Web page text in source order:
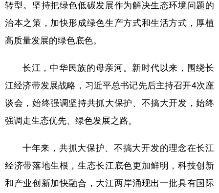
转型。坚持把绿色低碳发展作为解决生态环境问题的
治本之策，加快形成绿色生产方式和生活方式，厚植
高质量发展的绿色底色。
长江，中华民族的母亲河。新时代以来，围绕长
江经济带发展战略，习近平总书记先后主持召开4次座
谈会，始终强调坚持共抓大保护、不搞大开发，始终
强调走生态优先、绿色发展之路。
十年来，共抓大保护、不搞大开发的理念在长江
经济带落地生根，生态长江底色更加鲜明，科技创新
和产业创新加快融合，大江两岸涌现出一批具有国际